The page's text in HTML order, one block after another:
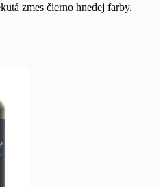
zmes čierno hnedej farby.